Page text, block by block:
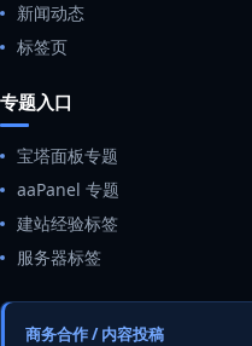
新闻动态
标签页
专题入口
宝塔面板专题
aaPanel 专题
建站经验标签
服务器标签
商务合作 / 内容投稿